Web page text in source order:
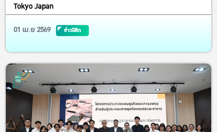
Tokyo Japan
01 เม.ย 2569
ข่าวนิสิต